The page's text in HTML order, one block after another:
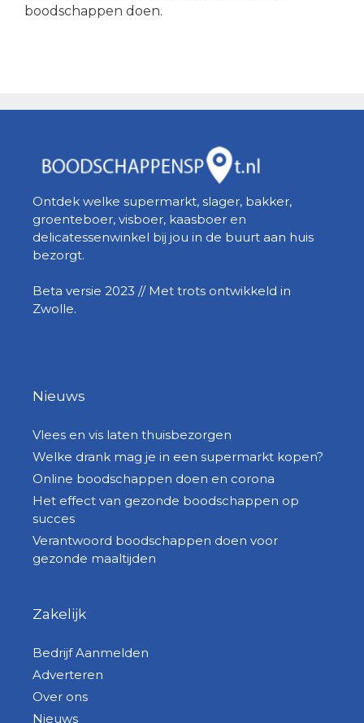
boodschappen doen.
Ontdek welke supermarkt, slager, bakker,
groenteboer, visboer, kaasboer en
delicatessenwinkel bij jou in de buurt aan huis
bezorgt.
Beta versie 2023 // Met trots ontwikkeld in
Zwolle.
Nieuws
Vlees en vis laten thuisbezorgen
Welke drank mag je in een supermarkt kopen?
Online boodschappen doen en corona
Het effect van gezonde boodschappen op
succes
Verantwoord boodschappen doen voor
gezonde maaltijden
Zakelijk
Bedrijf Aanmelden
Adverteren
Over ons
Nieuws